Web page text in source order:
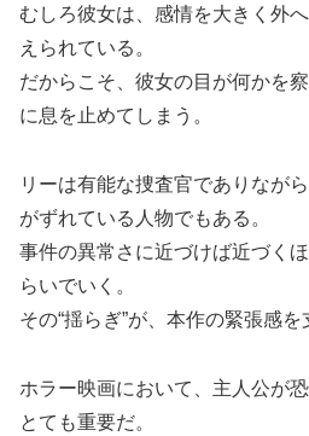
むしろ彼女は、感情を大きく外
えられている。
だからこそ、彼女の目が何かを
に息を止めてしまう。
リーは有能な捜査官でありなが
がずれている人物でもある。
事件の異常さに近づけば近づく
らいでいく。
その“揺らぎ”が、本作の緊張感を
ホラー映画において、主人公が
とても重要だ。